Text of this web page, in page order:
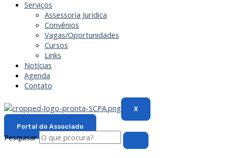
Serviços
Assessoria Juridica
Convênios
Vagas/Oportunidades
Cursos
Links
Notícias
Agenda
Contato
X
Portal do Associado
Pesquisar